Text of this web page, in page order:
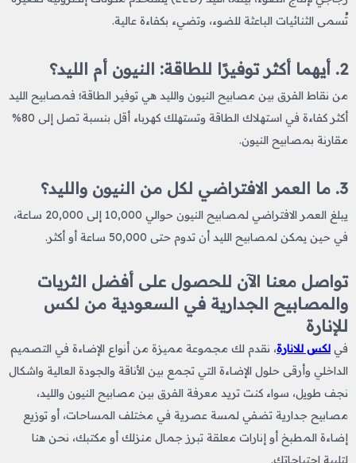
تُسمى الثنائيات الباعثة للضوء، وتضيء بكفاءة عالية.
2. أيهما أكثر توفيرًا للطاقة: النيون أم الليد؟
من نقاط الفرق بين مصابيح النيون والليد هي توفير الطاقة؛ فمصابيح الليد
أكثر كفاءة في استهلاك الطاقة وتستهلك كهرباء أقل بنسبة تصل إلى 80%
مقارنة بمصابيح النيون.
3. ما العمر الافتراضي لكل من النيون والليد؟
يبلغ العمر الافتراضي لمصابيح النيون حوالي 10,000 إلى 20,000 ساعة،
في حين يمكن لمصابيح الليد أن تدوم حتى 50,000 ساعة أو أكثر.
تواصل معنا الآن للحصول على أفضل الثريات
والمصابيح الجدارية في السعودية من لكس
للإنارة
في لكس للانارة، نقدم لك مجموعة مميزة من أنواع الإضاءة في التصميم
الداخلي وأرقى حلول الإضاءة التي تجمع بين الأناقة والجودة العالية واشكال
نجف طويل، سواء كنت تريد معرفة الفرق بين مصابيح النيون والليد،
مصابيح جدارية تضفي لمسة عصرية في مختلف المساحات، أو توزيع
إضاءة المطبخ ​أو إنارات معلقة تبرز جمال منزلك أو مكتبك، نحن هنا
لتلبية احتياجاتك.